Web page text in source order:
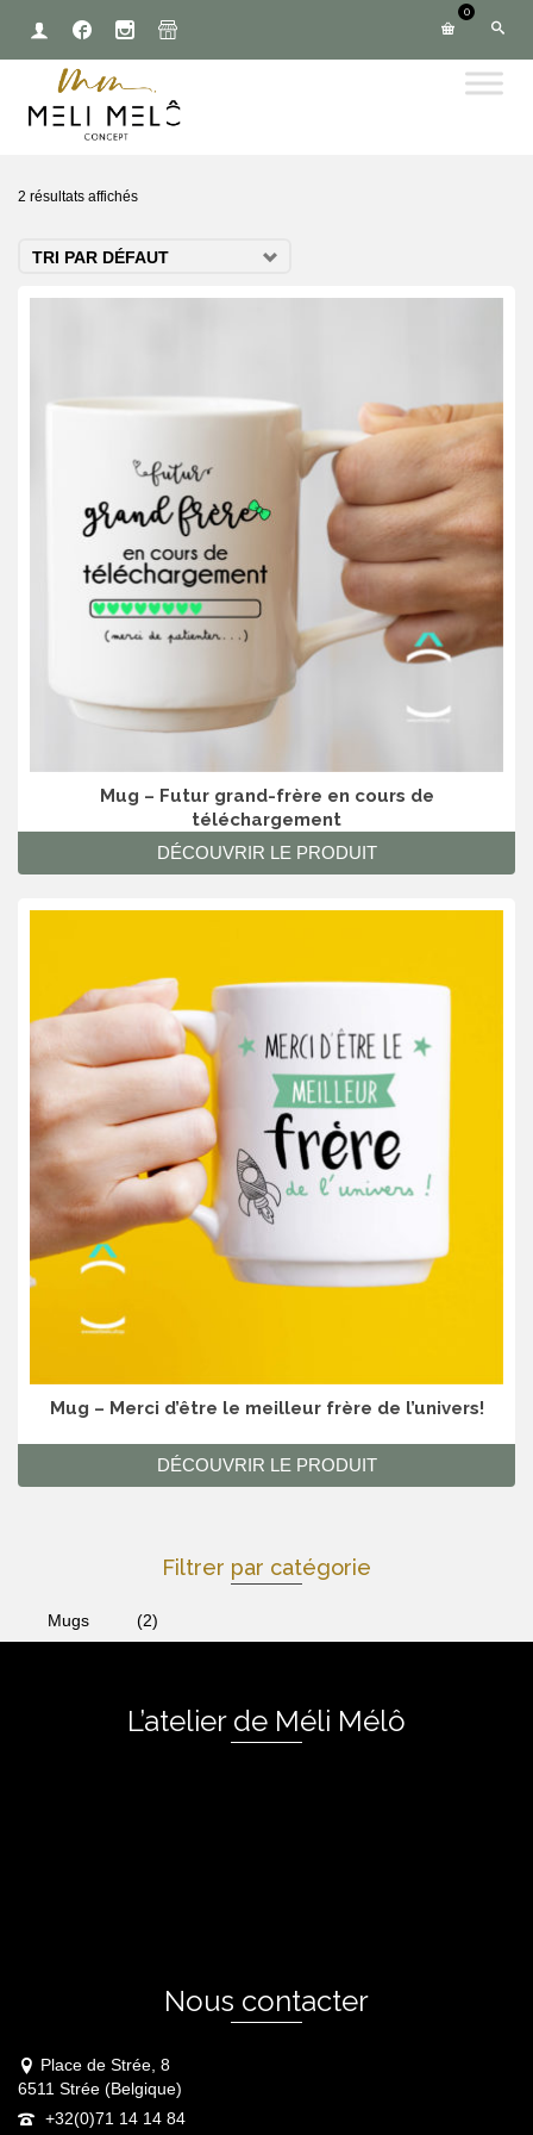
0
2 résultats affichés
TRI PAR DÉFAUT
Mug – Futur grand-frère en cours de
téléchargement
DÉCOUVRIR LE PRODUIT
Mug – Merci d’être le meilleur frère de l’univers!
DÉCOUVRIR LE PRODUIT
Filtrer par catégorie
Mugs (2)
L’atelier de Méli Mélô
Nous contacter
Place de Strée, 8
6511 Strée (Belgique)
+32(0)71 14 14 84